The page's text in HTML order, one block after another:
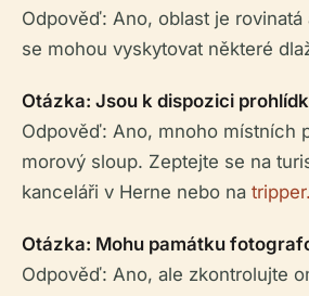
Odpověď: Ano, oblast je
se mohou vyskytovat některé
Otázka: Jsou k dispozici
Odpověď: Ano, mnoho místních
morový sloup. Zeptejte se na
kanceláři v Herne nebo na
Otázka: Mohu památku
Odpověď: Ano, ale zkontrolujte